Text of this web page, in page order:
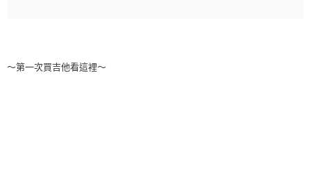
～第一次買吉他看這裡～